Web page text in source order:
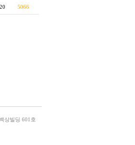
5066
상빌딩 601호